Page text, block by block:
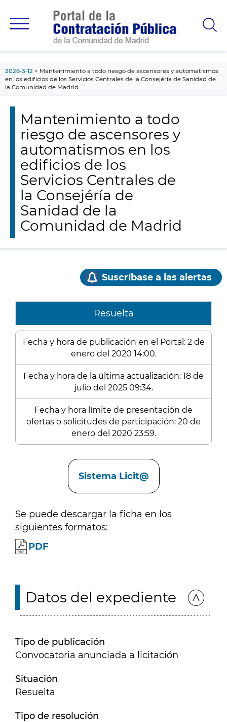
principal
2026-3-12
Mantenimiento a todo riesgo de ascensores y automatismos
en los edificios de los Servicios Centrales de la Consejéría de Sanidad de
la Comunidad de Madrid
Mantenimiento a todo
riesgo de ascensores y
automatismos en los
edificios de los
Servicios Centrales de
la Consejéría de
Sanidad de la
Comunidad de Madrid
Suscríbase a las alertas
Resuelta
Fecha y hora de publicación en el Portal: 2 de
enero del 2020 14:00.
Fecha y hora de la última actualización: 18 de
julio del 2025 09:34.
Fecha y hora límite de presentación de
ofertas o solicitudes de participación: 20 de
enero del 2020 23:59.
Sistema Licit@
Se puede descargar la ficha en los
siguientes formatos:
PDF
Datos del expediente
Tipo de publicación
Convocatoria anunciada a licitación
Situación
Resuelta
Tipo de resolución